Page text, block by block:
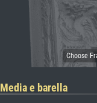
Media e barella